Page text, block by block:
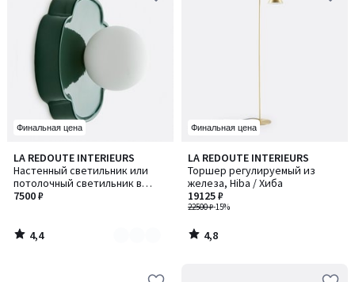
Финальная цена
LA REDOUTE INTERIEURS
Настенный светильник или
потолочный светильник в
форме цветка, из керамики и
7500 ₽
4,4
/ 5
Количество
цветов:
2
4,4
/
Финальная цена
LA REDOUTE INTERIEURS
Торшер регулируемый из
железа, Hiba / Хиба
22500 ₽-15%
19125 ₽
4,8
/ 5
4,8
/